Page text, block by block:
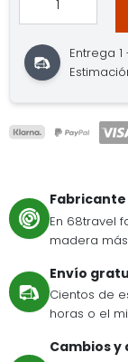
Entrega
En 68travel
madera
Envío
Cientos de
horas o el
Cambios y